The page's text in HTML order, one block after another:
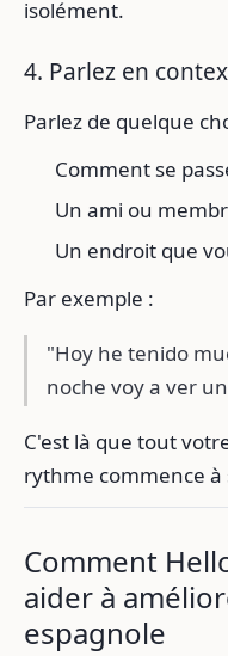
isolément.
4. Parlez en
Parlez de quelque
Comment se
Un ami ou
Un endroit que
Par exemple :
"Hoy he tenido
noche voy a ver
C'est là que tout
rythme commence
Comment
aider à
espagnole